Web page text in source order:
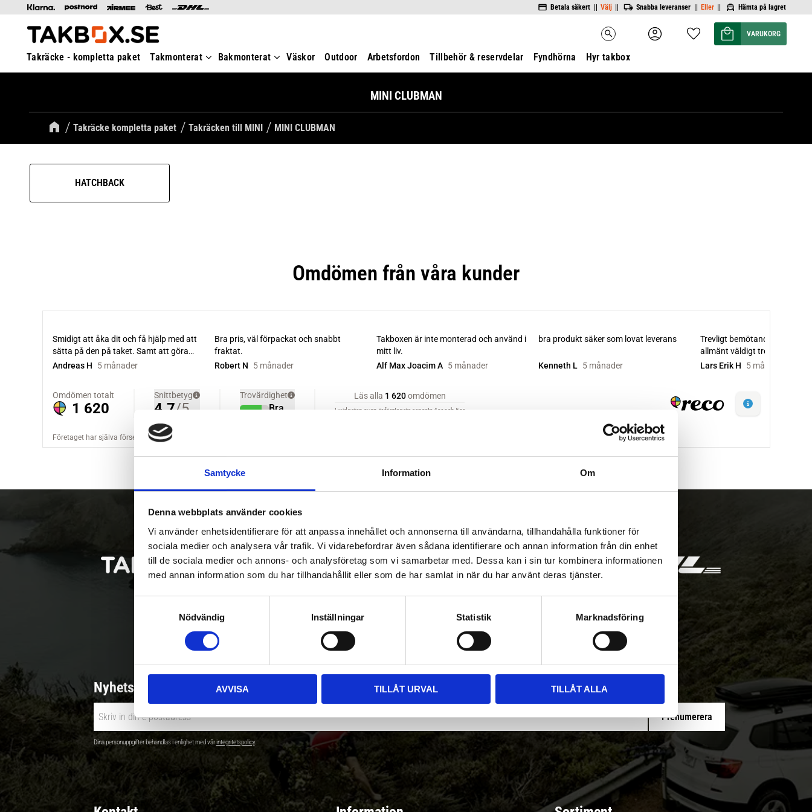
Samtycke Information Om
Denna webbplats använder cookies
Vi använder enhetsidentifierare för att anpassa innehållet och annonserna till användarna, tillhandahålla funktioner för
sociala medier och analysera vår trafik. Vi vidarebefordrar även sådana identifierare och annan information från din enhet
till de sociala medier och annons- och analysföretag som vi samarbetar med. Dessa kan i sin tur kombinera informationen
med annan information som du har tillhandahållit eller som de har samlat in när du har använt deras tjänster.
e
s
v
a
Nödvändig Inställningar Statistik Marknadsföring
AVVISA TILLÅT URVAL TILLÅT ALLA
Betala säkert || Välj || Snabba leveranser || Eller || Hämta på lagret
search Favoriter
Kundvagn
Takräcke - kompletta paket Takmonterat Bakmonterat Väskor Outdoor Arbetsfordon Tillbehör & reservdelar Fyndhörna Hyr takbox
MINI CLUBMAN
Takräcke kompletta paket Takräcken till MINI MINI CLUBMAN
HATCHBACK
Betala säkert || Snabba leveranser || Hämta på lagret med/utan montering
Nyhetsbrev - Ta del av nyheter & erbjudanden
Prenumerera
Dina personuppgifter behandlas i enlighet med vårintegritetspolicy.